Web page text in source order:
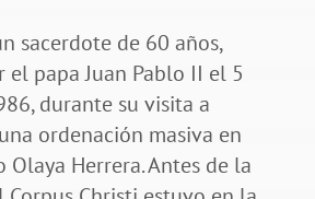
sacerdote de 60 años,
el papa Juan Pablo II el 5
durante su visita a
ordenación masiva en
Herrera. Antes de la